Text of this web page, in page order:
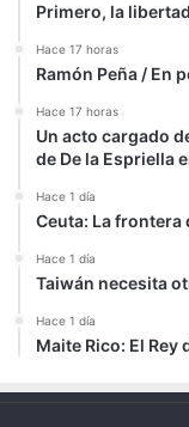
Primero, la
Hace 17 horas
Ramón Peña / En
Hace 17 horas
Un acto cargado
de De la Espriella
Hace 1 día
Ceuta: La frontera
Hace 1 día
Taiwán necesita
Hace 1 día
Maite Rico: El Rey